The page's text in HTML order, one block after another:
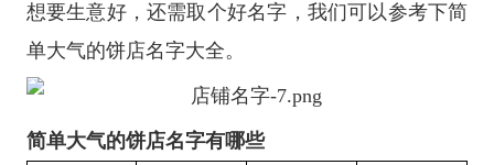
想要生意好，还需取个好名字，我们可以参考下简
单大气的饼店名字大全。
简单大气的饼店名字有哪些